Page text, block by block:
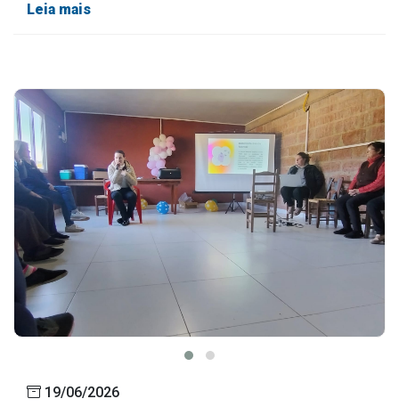
Leia mais
19/06/2026